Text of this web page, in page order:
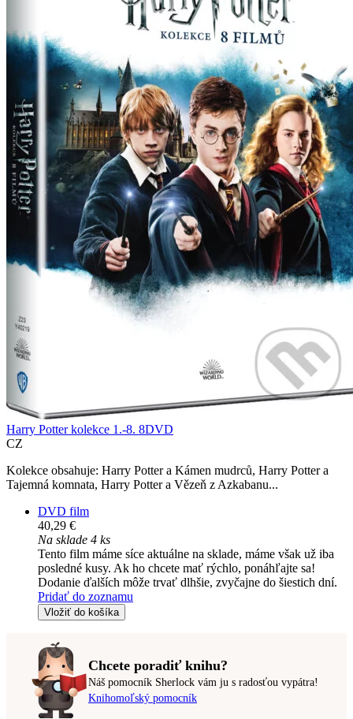
Harry Potter kolekce 1.-8. 8DVD
CZ
Kolekce obsahuje: Harry Potter a Kámen mudrců, Harry Potter a
Tajemná komnata, Harry Potter a Vězeň z Azkabanu...
DVD film
40,29 €
Na sklade 4 ks
Tento film máme síce aktuálne na sklade, máme však už iba
posledné kusy. Ak ho chcete mať rýchlo, ponáhľajte sa!
Dodanie ďalších môže trvať dlhšie, zvyčajne do šiestich dní.
Pridať do zoznamu
Vložiť do košíka
Chcete poradiť knihu?
Náš pomocník Sherlock vám ju s radosťou vypátra!
Knihomoľský pomocník